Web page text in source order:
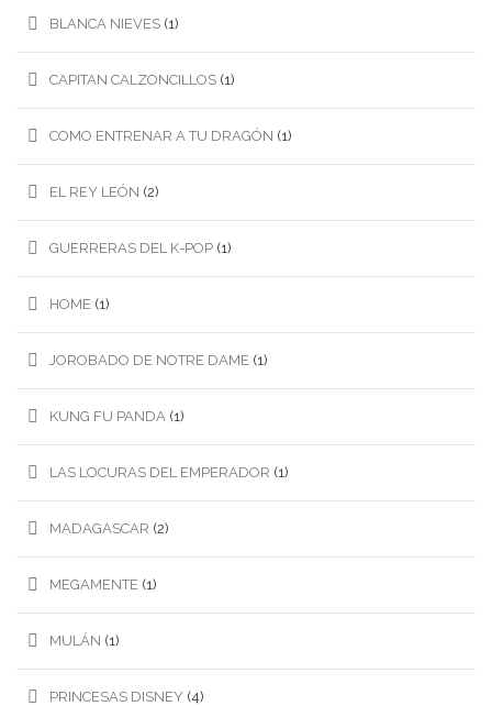
BLANCA NIEVES (1)
CAPITAN CALZONCILLOS (1)
COMO ENTRENAR A TU DRAGÓN (1)
EL REY LEÓN (2)
GUERRERAS DEL K-POP (1)
HOME (1)
JOROBADO DE NOTRE DAME (1)
KUNG FU PANDA (1)
LAS LOCURAS DEL EMPERADOR (1)
MADAGASCAR (2)
MEGAMENTE (1)
MULÁN (1)
PRINCESAS DISNEY (4)